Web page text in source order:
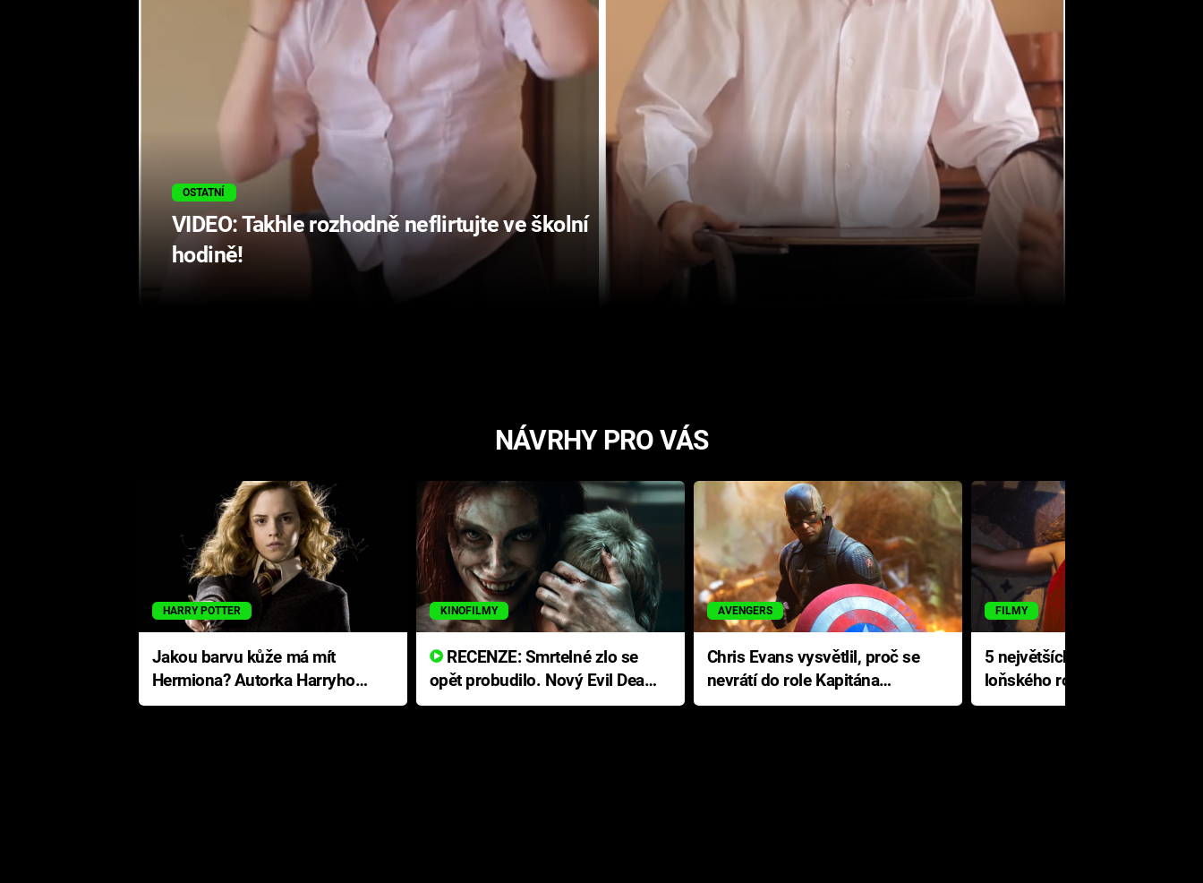
OSTATNÍ
VIDEO: Takhle rozhodně neflirtujte ve školní
hodině!
NÁVRHY PRO VÁS
HARRY POTTER
Jakou barvu kůže má mít
Hermiona? Autorka Harryho
Pottera přišla s ráznou
KINOFILMY
RECENZE: Smrtelné zlo se
opět probudilo. Nový Evil Dead
přichází s neodolatelnou
AVENGERS
Chris Evans vysvětlil, proč se
nevrátí do role Kapitána
Ameriky
FILMY
5 největších propadáků
loňského roku: Disney na
jediné katastrofě prodělal 200